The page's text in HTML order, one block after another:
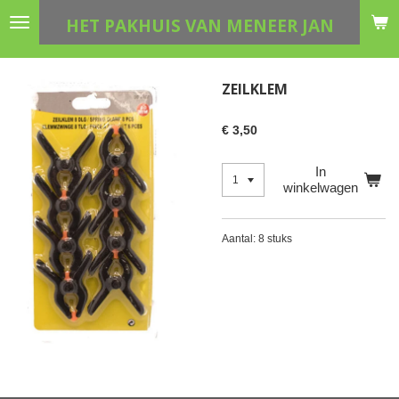
Ga
hoofdinhoud
HET PAKHUIS VAN MENEER JAN
ZEILKLEM
€ 3,50
In
winkelwagen
Aantal: 8 stuks